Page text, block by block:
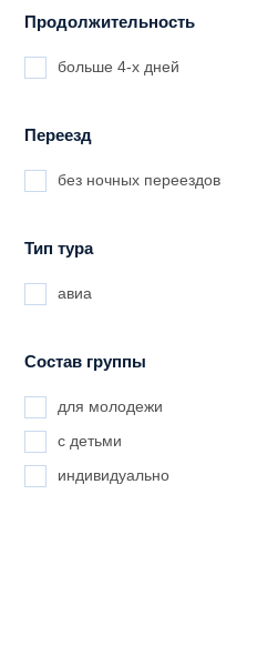
Продолжительность
больше 4-х дней
Переезд
без ночных переездов
Тип тура
авиа
Состав группы
для молодежи
с детьми
индивидуально